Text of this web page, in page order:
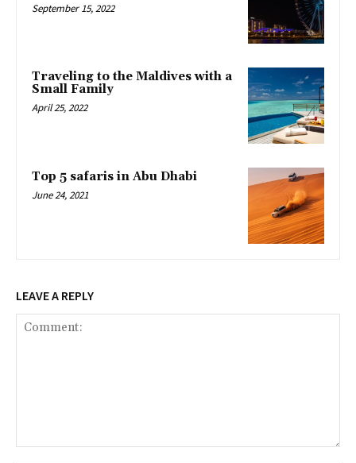
September 15, 2022
Traveling to the Maldives with a
Small Family
April 25, 2022
Top 5 safaris in Abu Dhabi
June 24, 2021
LEAVE A REPLY